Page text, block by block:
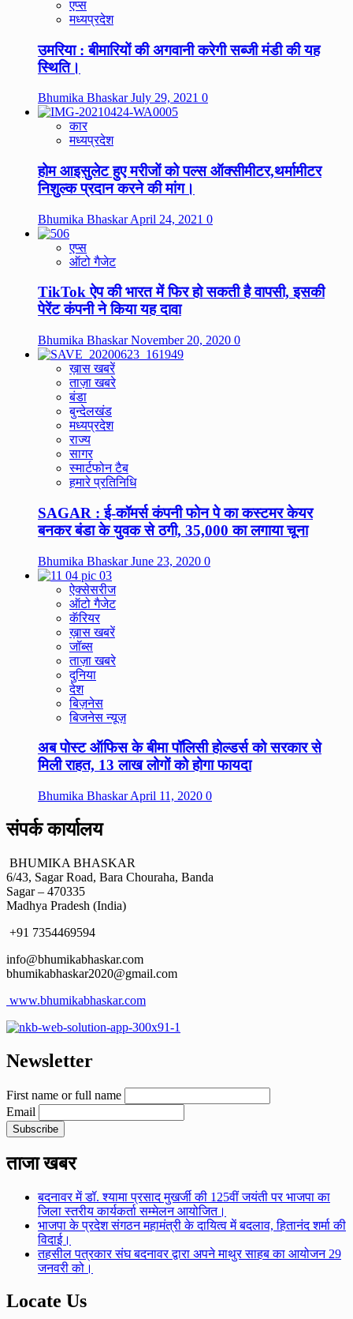
एप्स
मध्यप्रदेश
उमरिया : बीमारियों की अगवानी करेगी सब्जी मंडी की यह
स्थिति।
Bhumika BhaskarJuly 29, 2021 0
कार
मध्यप्रदेश
होम आइसुलेट हुए मरीजों को पल्स ऑक्सीमीटर,थर्मामीटर
निशुल्क प्रदान करने की मांग।
Bhumika BhaskarApril 24, 2021 0
एप्स
ऑटो गैजेट
TikTok ऐप की भारत में फिर हो सकती है वापसी, इसकी
पेरेंट कंपनी ने किया यह दावा
Bhumika BhaskarNovember 20, 2020 0
ख़ास खबरें
ताज़ा खबरे
बंडा
बुन्देलखंड
मध्यप्रदेश
राज्य
सागर
स्मार्टफोन टैब
हमारे प्रतिनिधि
SAGAR : ई-कॉमर्स कंपनी फोन पे का कस्टमर केयर
बनकर बंडा के युवक से ठगी, 35,000 का लगाया चूना
Bhumika BhaskarJune 23, 2020 0
ऐक्सेसरीज
ऑटो गैजेट
कॅरियर
ख़ास खबरें
जॉब्स
ताज़ा खबरे
दुनिया
देश
बिज़नेस
बिजनेस न्यूज़
अब पोस्ट ऑफिस के बीमा पॉलिसी होल्डर्स को सरकार से
मिली राहत, 13 लाख लोगों को होगा फायदा
Bhumika BhaskarApril 11, 2020 0
संपर्क कार्यालय
BHUMIKA BHASKAR
6/43, Sagar Road, Bara Chouraha, Banda
Sagar – 470335
Madhya Pradesh (India)
+91 7354469594
info@bhumikabhaskar.com
bhumikabhaskar2020@gmail.com
www.bhumikabhaskar.com
Newsletter
First name or full name
Email
ताजा खबर
बदनावर में डॉ. श्यामा प्रसाद मुखर्जी की 125वीं जयंती पर भाजपा का
जिला स्तरीय कार्यकर्ता सम्मेलन आयोजित।
भाजपा के प्रदेश संगठन महामंत्री के दायित्व में बदलाव, हितानंद शर्मा की
विदाई।
तहसील पत्रकार संघ बदनावर द्वारा अपने माथुर साहब का आयोजन 29
जनवरी को।
Locate Us